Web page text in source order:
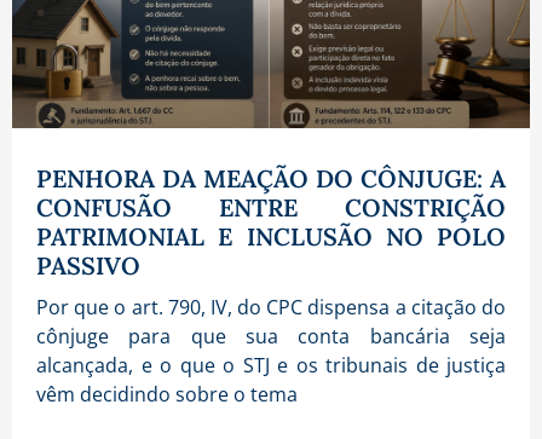
PENHORA DA MEAÇÃO DO CÔNJUGE: A
CONFUSÃO ENTRE CONSTRIÇÃO
PATRIMONIAL E INCLUSÃO NO POLO
PASSIVO
Por que o art. 790, IV, do CPC dispensa a citação do
cônjuge para que sua conta bancária seja
alcançada, e o que o STJ e os tribunais de justiça
vêm decidindo sobre o tema